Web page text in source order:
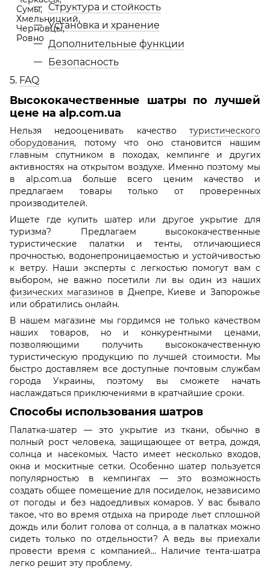
Структура и стойкость
Установка и хранение
Дополнительные функции
Безопасность
5. FAQ
Высококачественные шатры по лучшей
цене на alp.com.ua
Нельзя недооценивать качество туристического
оборудования, потому что оно становится нашим
главным спутником в походах, кемпинге и других
активностях на открытом воздухе. Именно поэтому мы
в alp.com.ua больше всего ценим качество и
предлагаем товары только от проверенных
производителей.
Ищете где купить шатер или другое укрытие для
туризма? Предлагаем высококачественные
туристические палатки и тенты, отличающиеся
прочностью, водонепроницаемостью и устойчивостью
к ветру. Наши эксперты с легкостью помогут вам с
выбором, не важно посетили ли вы один из наших
физических магазинов в Днепре, Киеве и Запорожье
или обратились онлайн.
В нашем магазине мы гордимся не только качеством
наших товаров, но и конкурентными ценами,
позволяющими получить высококачественную
туристическую продукцию по лучшей стоимости. Мы
быстро доставляем все доступные почтовым службам
города Украины, поэтому вы сможете начать
наслаждаться приключениями в кратчайшие сроки.
Способы использования шатров
Палатка-шатер — это укрытие из ткани, обычно в
полный рост человека, защищающее от ветра, дождя,
солнца и насекомых. Часто имеет несколько входов,
окна и москитные сетки. Особенно шатер пользуется
популярностью в кемпингах — это возможность
создать общее помещение для посиделок, независимо
от погоды и без надоедливых комаров. У вас бывало
такое, что во время отдыха на природе льет сплошной
дождь или болит голова от солнца, а в палатках можно
сидеть только по отдельности? А ведь вы приехали
провести время с компанией… Наличие тента-шатра
легко решит эту проблему.